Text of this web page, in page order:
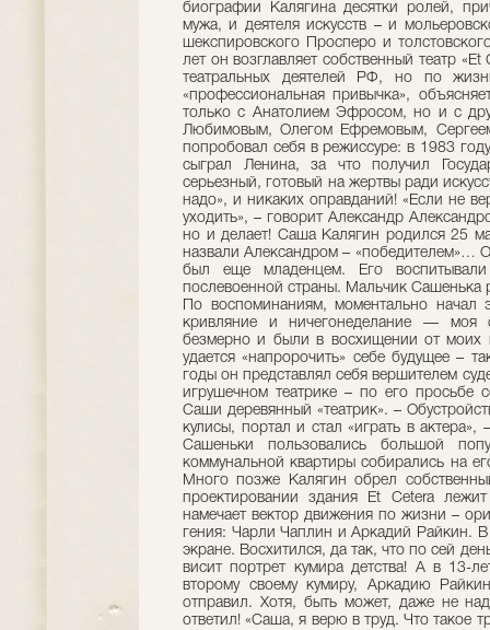
биографии Калягина десятки ролей,
мужа, и деятеля искусств – и
шекспировского Просперо и
лет он возглавляет собственный театр
театральных деятелей РФ, но по
«профессиональная привычка»,
только с Анатолием Эфросом, но и с
Любимовым, Олегом Ефремовым,
попробовал себя в режиссуре: в 1983
сыграл Ленина, за что получил
серьезный, готовый на жертвы ради
надо», и никаких оправданий! «Если не
уходить», – говорит Александр
но и делает! Саша Калягин родился 25
назвали Александром – «победителем»…
был еще младенцем. Его
послевоенной страны. Мальчик
По воспоминаниям, моментально начал
кривляние и ничегонеделание — моя
безмерно и были в восхищении от моих
удается «напророчить» себе будущее –
годы он представлял себя вершителем
игрушечном театрике – по его просьбе
Саши деревянный «театрик». –
кулисы, портал и стал «играть в
Сашеньки пользовались большой
коммунальной квартиры собирались на
Много позже Калягин обрел
проектировании здания Et Ceterа
намечает вектор движения по жизни –
гения: Чарли Чаплин и Аркадий Райкин.
экране. Восхитился, да так, что по сей
висит портрет кумира детства! А в 13-
второму своему кумиру, Аркадию
отправил. Хотя, быть может, даже не
ответил! «Саша, я верю в труд. Что такое